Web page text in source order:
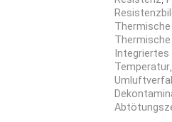
Temperatur